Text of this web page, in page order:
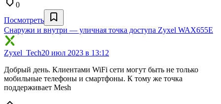
0
Посмотреть
Снаружи и внутри — уличная точка доступа Zyxel WAX655E
Zyxel_Tech20 июл 2023 в 13:12
Добрый день. Клиентами WiFi сети могут быть не только
мобильные телефоны и смартфоны. К тому же точка
поддерживает Mesh